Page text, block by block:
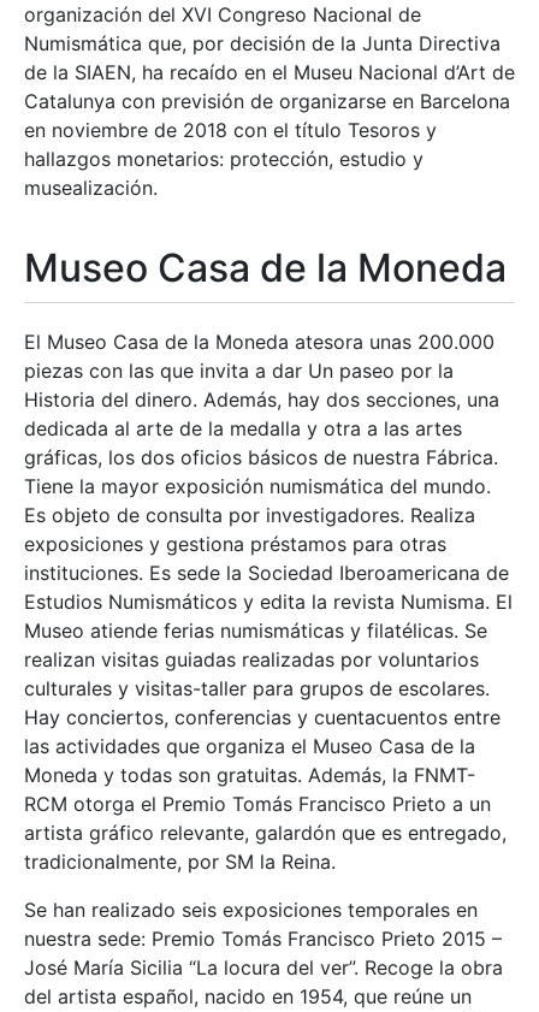
organización del XVI Congreso Nacional de
Numismática que, por decisión de la Junta Directiva
de la SIAEN, ha recaído en el Museu Nacional d’Art de
Catalunya con previsión de organizarse en Barcelona
en noviembre de 2018 con el título Tesoros y
hallazgos monetarios: protección, estudio y
musealización.
Museo Casa de la Moneda
El Museo Casa de la Moneda atesora unas 200.000
piezas con las que invita a dar Un paseo por la
Historia del dinero. Además, hay dos secciones, una
dedicada al arte de la medalla y otra a las artes
gráficas, los dos oficios básicos de nuestra Fábrica.
Tiene la mayor exposición numismática del mundo.
Es objeto de consulta por investigadores. Realiza
exposiciones y gestiona préstamos para otras
instituciones. Es sede la Sociedad Iberoamericana de
Estudios Numismáticos y edita la revista Numisma. El
Museo atiende ferias numismáticas y filatélicas. Se
realizan visitas guiadas realizadas por voluntarios
culturales y visitas-taller para grupos de escolares.
Hay conciertos, conferencias y cuentacuentos entre
las actividades que organiza el Museo Casa de la
Moneda y todas son gratuitas. Además, la FNMT-
RCM otorga el Premio Tomás Francisco Prieto a un
artista gráfico relevante, galardón que es entregado,
tradicionalmente, por SM la Reina.
Se han realizado seis exposiciones temporales en
nuestra sede: Premio Tomás Francisco Prieto 2015 –
José María Sicilia “La locura del ver”. Recoge la obra
del artista español, nacido en 1954, que reúne un